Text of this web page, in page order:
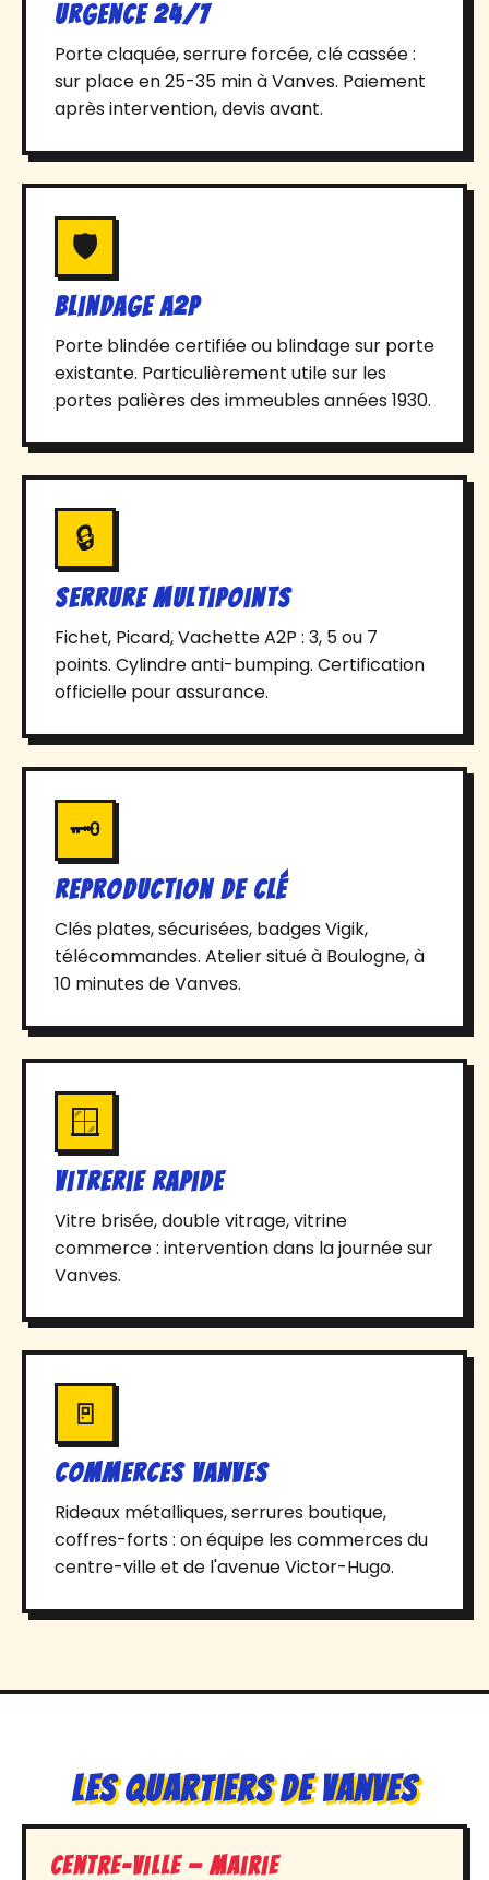
Urgence 24/7
Porte claquée, serrure forcée, clé cassée :
sur place en 25-35 min à Vanves. Paiement
après intervention, devis avant.
🛡️
Blindage A2P
Porte blindée certifiée ou blindage sur porte
existante. Particulièrement utile sur les
portes palières des immeubles années 1930.
🔒
Serrure multipoints
Fichet, Picard, Vachette A2P : 3, 5 ou 7
points. Cylindre anti-bumping. Certification
officielle pour assurance.
🗝️
Reproduction de clé
Clés plates, sécurisées, badges Vigik,
télécommandes. Atelier situé à Boulogne, à
10 minutes de Vanves.
🪟
Vitrerie rapide
Vitre brisée, double vitrage, vitrine
commerce : intervention dans la journée sur
Vanves.
🚪
Commerces Vanves
Rideaux métalliques, serrures boutique,
coffres-forts : on équipe les commerces du
centre-ville et de l'avenue Victor-Hugo.
Les Quartiers de Vanves
Centre-ville — Mairie